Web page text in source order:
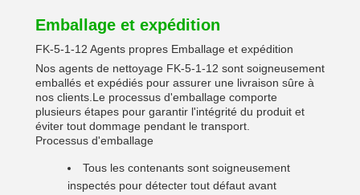
Emballage et expédition
FK-5-1-12 Agents propres Emballage et expédition
Nos agents de nettoyage FK-5-1-12 sont soigneusement
emballés et expédiés pour assurer une livraison sûre à
nos clients.Le processus d'emballage comporte
plusieurs étapes pour garantir l'intégrité du produit et
éviter tout dommage pendant le transport.
Processus d'emballage
Tous les contenants sont soigneusement
inspectés pour détecter tout défaut avant